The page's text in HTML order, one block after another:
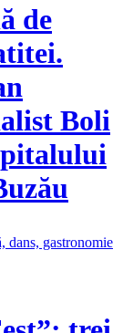
de
Boli